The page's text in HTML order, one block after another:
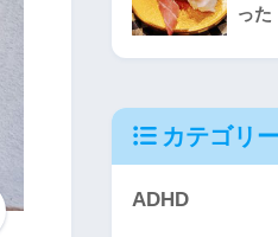
った
カテゴリー
ADHD